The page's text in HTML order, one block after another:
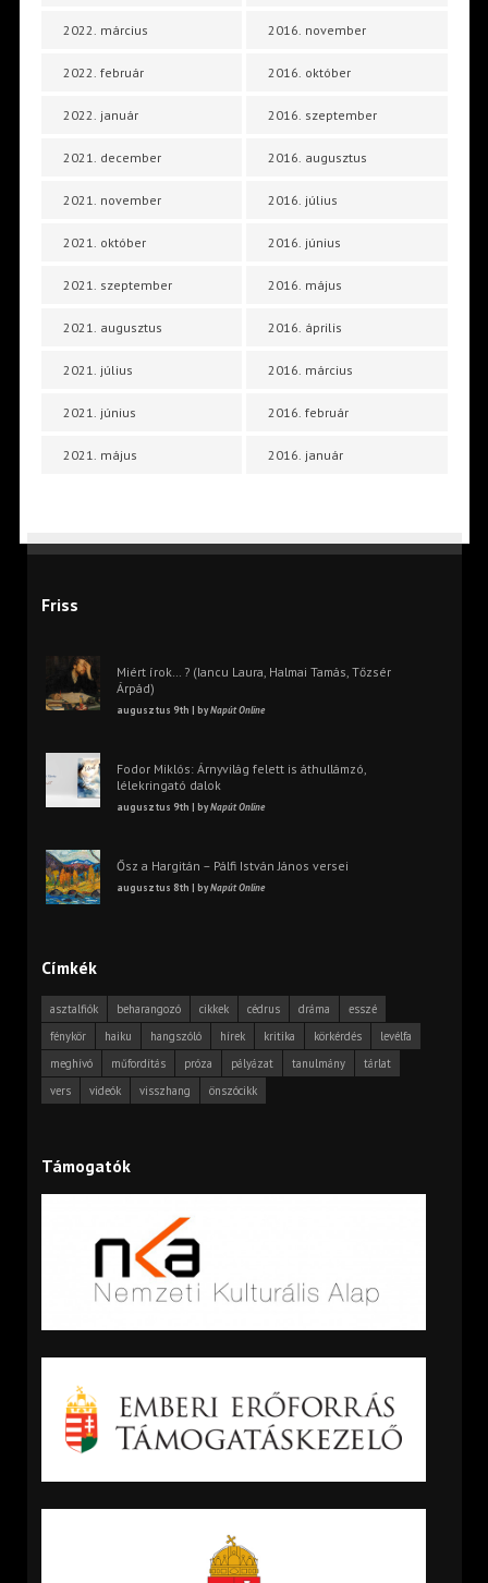
2022. március
2022. február
2022. január
2021. december
2021. november
2021. október
2021. szeptember
2021. augusztus
2021. július
2021. június
2021. május
2016. november
2016. október
2016. szeptember
2016. augusztus
2016. július
2016. június
2016. május
2016. április
2016. március
2016. február
2016. január
Friss
Miért írok… ? (Iancu Laura, Halmai Tamás, Tőzsér
Árpád)
augusztus 9th | byNapút Online
Fodor Miklós: Árnyvilág felett is áthullámzó,
lélekringató dalok
augusztus 9th | byNapút Online
Ősz a Hargitán – Pálfi István János versei
augusztus 8th | byNapút Online
Címkék
asztalfiók beharangozó cikkek cédrus dráma
esszé
fénykör
haiku hangszóló hírek kritika körkérdés
levélfa
meghívó
műfordítás próza pályázat tanulmány
tárlat
vers
videók visszhang önszócikk
Támogatók